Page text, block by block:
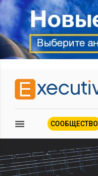
СООБЩЕСТВО